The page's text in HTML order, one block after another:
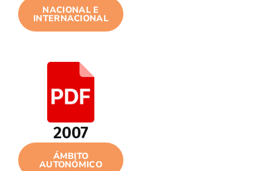
NACIONAL E
INTERNACIONAL
2007
ÁMBITO
AUTONÓMICO